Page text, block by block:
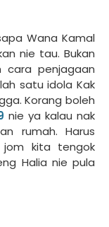
Wana Kamal
nie tau. Bukan
cara penjagaan
satu idola Kak
Korang boleh
nie ya kalau nak
rumah. Harus
jom kita tengok
Halia nie pula